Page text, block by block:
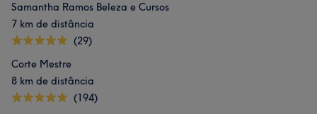
Samantha Ramos Beleza e Cursos
7 km de distância
(29)
Corte Mestre
8 km de distância
(194)